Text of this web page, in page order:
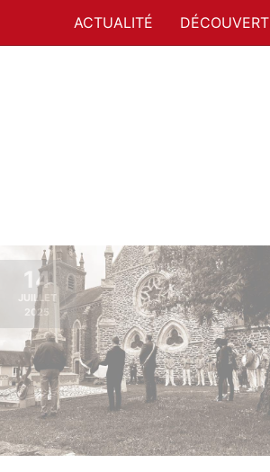
ACTUALITÉ
14
JUILLET
2025